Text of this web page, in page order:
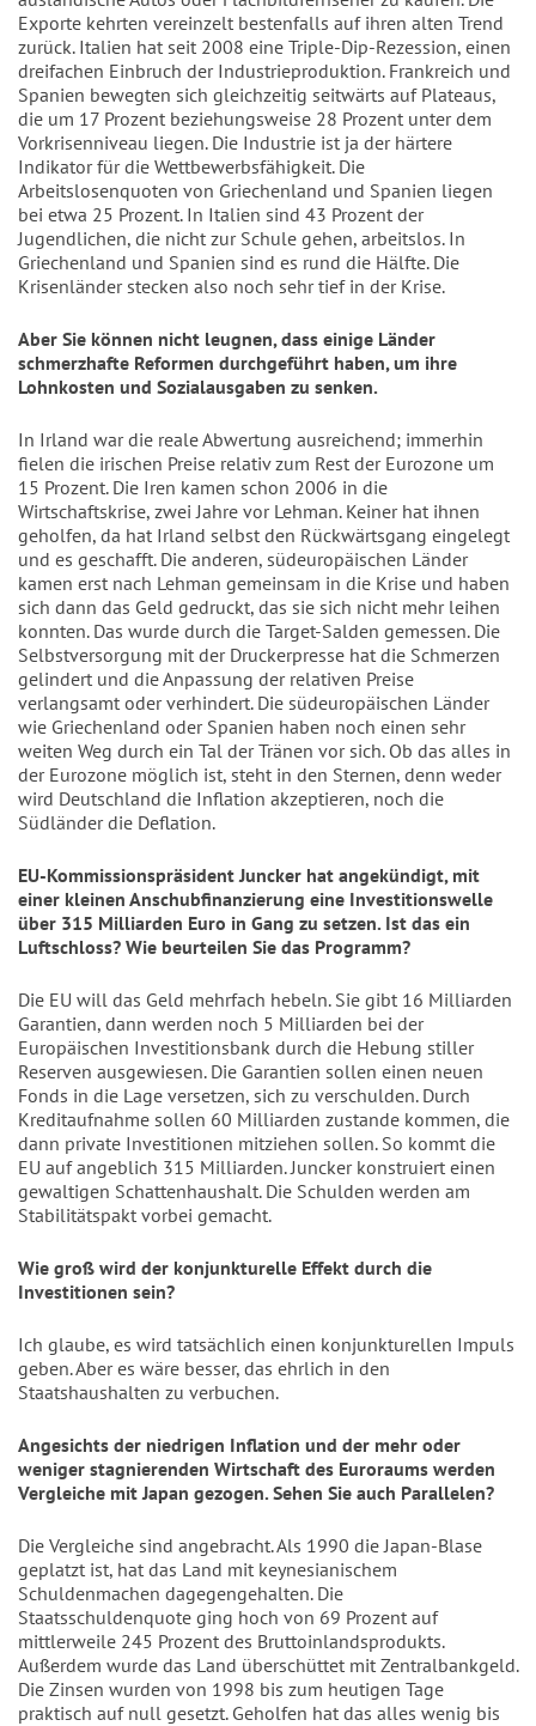
Exporte kehrten vereinzelt bestenfalls auf ihren alten Trend
zurück. Italien hat seit 2008 eine Triple-Dip-Rezession, einen
dreifachen Einbruch der Industrieproduktion. Frankreich und
Spanien bewegten sich gleichzeitig seitwärts auf Plateaus,
die um 17 Prozent beziehungsweise 28 Prozent unter dem
Vorkrisenniveau liegen. Die Industrie ist ja der härtere
Indikator für die Wettbewerbsfähigkeit. Die
Arbeitslosenquoten von Griechenland und Spanien liegen
bei etwa 25 Prozent. In Italien sind 43 Prozent der
Jugendlichen, die nicht zur Schule gehen, arbeitslos. In
Griechenland und Spanien sind es rund die Hälfte. Die
Krisenländer stecken also noch sehr tief in der Krise.
Aber Sie können nicht leugnen, dass einige Länder
schmerzhafte Reformen durchgeführt haben, um ihre
Lohnkosten und Sozialausgaben zu senken.
In Irland war die reale Abwertung ausreichend; immerhin
fielen die irischen Preise relativ zum Rest der Eurozone um
15 Prozent. Die Iren kamen schon 2006 in die
Wirtschaftskrise, zwei Jahre vor Lehman. Keiner hat ihnen
geholfen, da hat Irland selbst den Rückwärtsgang eingelegt
und es geschafft. Die anderen, südeuropäischen Länder
kamen erst nach Lehman gemeinsam in die Krise und haben
sich dann das Geld gedruckt, das sie sich nicht mehr leihen
konnten. Das wurde durch die Target-Salden gemessen. Die
Selbstversorgung mit der Druckerpresse hat die Schmerzen
gelindert und die Anpassung der relativen Preise
verlangsamt oder verhindert. Die südeuropäischen Länder
wie Griechenland oder Spanien haben noch einen sehr
weiten Weg durch ein Tal der Tränen vor sich. Ob das alles in
der Eurozone möglich ist, steht in den Sternen, denn weder
wird Deutschland die Inflation akzeptieren, noch die
Südländer die Deflation.
EU-Kommissionspräsident Juncker hat angekündigt, mit
einer kleinen Anschubfinanzierung eine Investitionswelle
über 315 Milliarden Euro in Gang zu setzen. Ist das ein
Luftschloss? Wie beurteilen Sie das Programm?
Die EU will das Geld mehrfach hebeln. Sie gibt 16 Milliarden
Garantien, dann werden noch 5 Milliarden bei der
Europäischen Investitionsbank durch die Hebung stiller
Reserven ausgewiesen. Die Garantien sollen einen neuen
Fonds in die Lage versetzen, sich zu verschulden. Durch
Kreditaufnahme sollen 60 Milliarden zustande kommen, die
dann private Investitionen mitziehen sollen. So kommt die
EU auf angeblich 315 Milliarden. Juncker konstruiert einen
gewaltigen Schattenhaushalt. Die Schulden werden am
Stabilitätspakt vorbei gemacht.
Wie groß wird der konjunkturelle Effekt durch die
Investitionen sein?
Ich glaube, es wird tatsächlich einen konjunkturellen Impuls
geben. Aber es wäre besser, das ehrlich in den
Staatshaushalten zu verbuchen.
Angesichts der niedrigen Inflation und der mehr oder
weniger stagnierenden Wirtschaft des Euroraums werden
Vergleiche mit Japan gezogen. Sehen Sie auch Parallelen?
Die Vergleiche sind angebracht. Als 1990 die Japan-Blase
geplatzt ist, hat das Land mit keynesianischem
Schuldenmachen dagegengehalten. Die
Staatsschuldenquote ging hoch von 69 Prozent auf
mittlerweile 245 Prozent des Bruttoinlandsprodukts.
Außerdem wurde das Land überschüttet mit Zentralbankgeld.
Die Zinsen wurden von 1998 bis zum heutigen Tage
praktisch auf null gesetzt. Geholfen hat das alles wenig bis